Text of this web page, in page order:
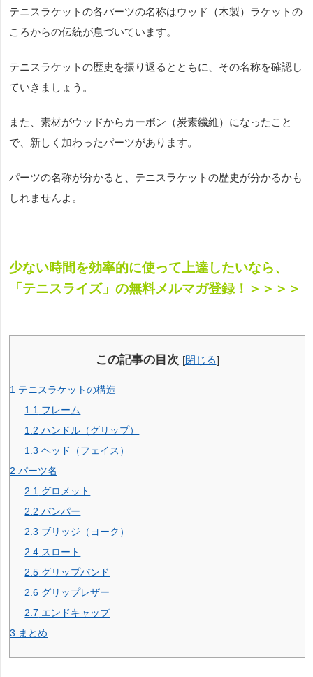
テニスラケットの各パーツの名称はウッド（木製）ラケットの
ころからの伝統が息づいています。
テニスラケットの歴史を振り返るとともに、その名称を確認し
ていきましょう。
また、素材がウッドからカーボン（炭素繊維）になったこと
で、新しく加わったパーツがあります。
パーツの名称が分かると、テニスラケットの歴史が分かるかも
しれませんよ。
少ない時間を効率的に使って上達したいなら、
「テニスライズ」の無料メルマガ登録！＞＞＞＞
この記事の目次 [閉じる]
1 テニスラケットの構造
1.1 フレーム
1.2 ハンドル（グリップ）
1.3 ヘッド（フェイス）
2 パーツ名
2.1 グロメット
2.2 バンパー
2.3 ブリッジ（ヨーク）
2.4 スロート
2.5 グリップバンド
2.6 グリップレザー
2.7 エンドキャップ
3 まとめ